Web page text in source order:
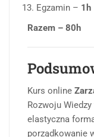
Egzamin – 1h
Razem – 80h
Kurs online
Rozwoju Wiedzy
elastyczna
porządkowanie